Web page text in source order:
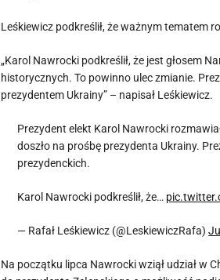
Leśkiewicz podkreślił, że ważnym tematem
„Karol Nawrocki podkreślił, że jest głosem
historycznych. To powinno ulec zmianie.
prezydentem Ukrainy” – napisał Leśkiewicz.
Prezydent elekt Karol Nawrocki
doszło na prośbę prezydenta Ukrainy.
prezydenckich.
Karol Nawrocki podkreślił, że…
— Rafał Leśkiewicz (@LeskiewiczRafa)
Na początku lipca Nawrocki wziął udział w